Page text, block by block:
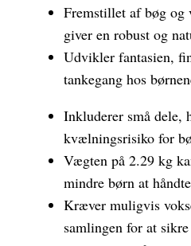
Fremstillet af bøg
giver en robust og
Udvikler fantasien,
tankegang hos
Inkluderer små dele,
kvælningsrisiko for
Vægten på 2.29 kg
mindre børn at
Kræver muligvis
samlingen for at